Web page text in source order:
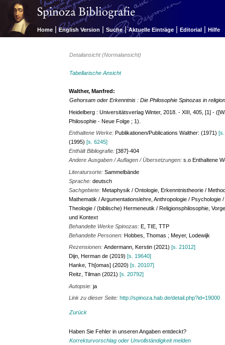
Home | English Version | Suche | Aktuelle Einträge | Editorial | Hilfe
Detailansicht (Normalansicht)
Tabellarische Ansicht
Walther, Manfred:
Gehorsam oder Erkenntnis : Die Philosophie Spinozas in
Heidelberg : Universitätsverlag Winter, 2018. - XIII, 405, [1] -
Philosophie - Neue Folge ; 1).
Enthaltene Werke:Publikationen/Publications Walther: (1971)
(1995)[s. 6245]
Enthält Bibliografie:[387]-404
Andere Ausgaben / Auflagen / Übersetzungen:s.o Enthaltene
Literatursorte:Sammelbände
Sprache:deutsch
Sachgebiete:Metaphysik / Ontologie, Erkenntnistheorie /
Mathematik / Argumentationslehre, Anthropologie / Psychologie
Theologie / (biblische) Hermeneutik / Religionsphilosophie,
und Kontext
Behandelte Werke Spinozas:E, TIE, TTP
Behandelte Personen:Hobbes, Thomas ; Meyer, Lodewijk
Rezensionen:Andermann, Kerstin (2021)[s. 21012]
Dijn, Herman de (2019)[s. 19640]
Hanke, Th[omas] (2020)[s. 20107]
Reitz, Tilman (2021)[s. 20792]
Autopsie:ja
Link zu dieser Seite:http://spinoza.hab.de/detail.php?id=19000
Zurück
Haben Sie Fehler in unseren Angaben entdeckt?
Korrekturvorschlag oder Unvollständigkeit melden